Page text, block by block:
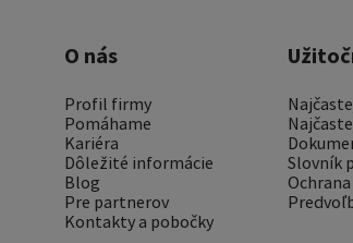
O nás
Profil firmy
Pomáhame
Kariéra
Dôležité informácie
Blog
Pre partnerov
Kontakty a pobočky
Slovník